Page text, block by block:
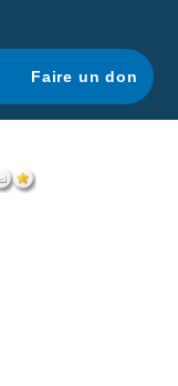
Faire un don